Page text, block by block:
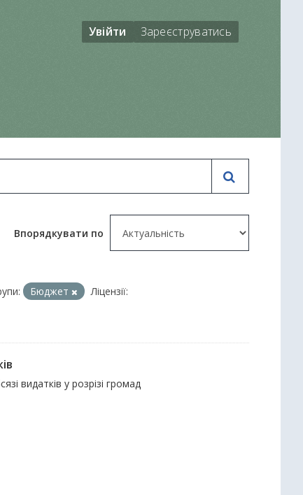
Увійти Зареєструватись
Впорядкувати по
Бюджет
Ліцензії:
видатків у розрізі громад